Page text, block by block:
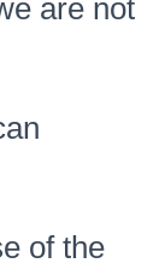
are not
of the